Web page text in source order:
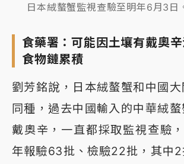
日本絨螯蟹監視查驗至明年6月3日
食藥署：可能因土壤有戴奧
食物鏈累積
劉芳銘說，日本絨螯蟹和中國
同種，過去中國輸入的中華絨
戴奧辛，一直都採取監視查驗
年報驗63批、檢驗22批，其中